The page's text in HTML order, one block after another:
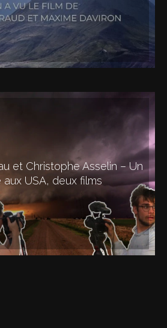
et Christophe Asselin – Un
USA, deux films